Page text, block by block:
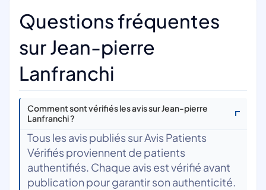
Questions fréquentes
sur Jean-pierre
Lanfranchi
Comment sont vérifiés les avis sur Jean-pierre
Lanfranchi ?
Tous les avis publiés sur Avis Patients
Vérifiés proviennent de patients
authentifiés. Chaque avis est vérifié avant
publication pour garantir son authenticité.